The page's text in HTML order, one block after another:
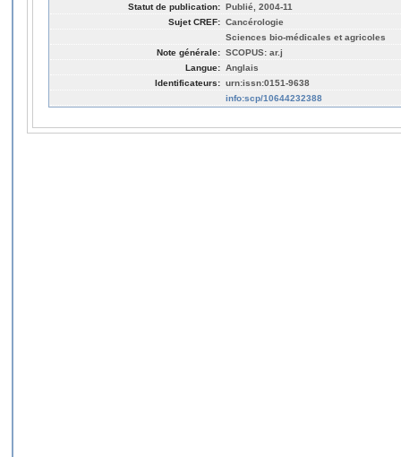
Statut de publication: Publié, 2004-11
Sujet CREF: Cancérologie
Sciences bio-médicales et agricoles
Note générale: SCOPUS: ar.j
Langue: Anglais
Identificateurs: urn:issn:0151-9638
info:scp/10644232388